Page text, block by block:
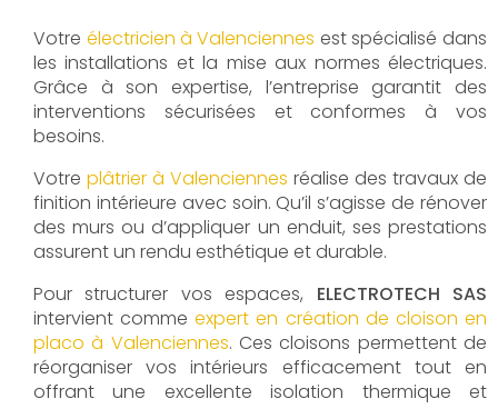
Votre électricien à Valenciennes est spécialisé dans
les installations et la mise aux normes électriques.
Grâce à son expertise, l’entreprise garantit des
interventions sécurisées et conformes à vos
besoins.
Votre plâtrier à Valenciennes réalise des travaux de
finition intérieure avec soin. Qu’il s’agisse de rénover
des murs ou d’appliquer un enduit, ses prestations
assurent un rendu esthétique et durable.
Pour structurer vos espaces, ELECTROTECH SAS
intervient commeexpert en création de cloison en
placo à Valenciennes. Ces cloisons permettent de
réorganiser vos intérieurs efficacement tout en
offrant une excellente isolation thermique et